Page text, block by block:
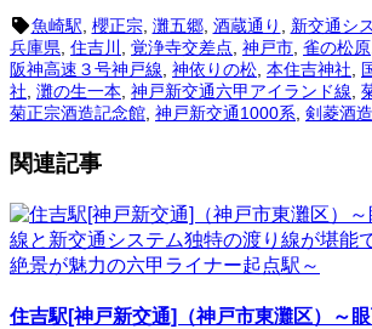
魚崎駅 櫻正宗, 灘五郷, 酒蔵通り 新交通シ
兵庫県 住吉川 覚浄寺交差点 神戸市 雀の松原
阪神高速３号神戸線 神依りの松 本住吉神社
社 灘の生一本 神戸新交通六甲アイランド線
菊正宗酒造記念館 神戸新交通1000系 剣菱酒造
関連記事
住吉駅[神戸新交通]（神戸市東灘区）～